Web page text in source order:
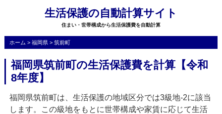
生活保護の自動計算サイト
住まい・世帯構成から生活保護費を自動計算
ホーム > 福岡県> 筑前町
福岡県筑前町の生活保護費を計算【令和
8年度】
福岡県筑前町は、生活保護の地域区分では3級地-2に該当
します。この級地をもとに世帯構成や家賃に応じて生活